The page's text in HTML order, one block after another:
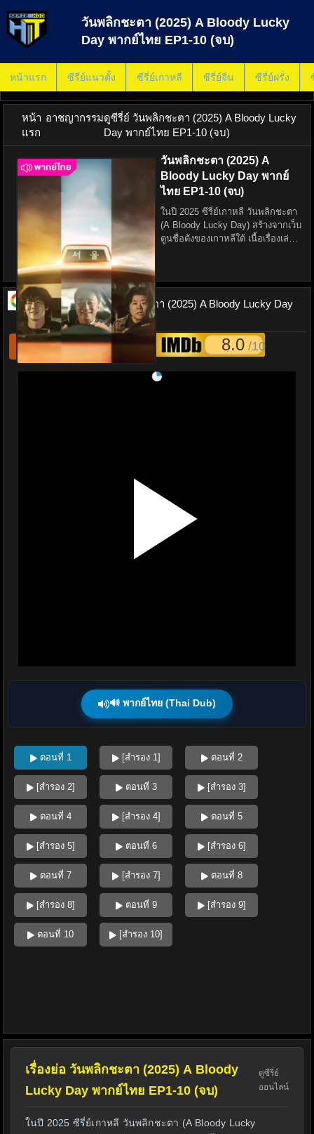
วันพลิกชะตา (2025) A Bloody Lucky
Day พากย์ไทย EP1-10 (จบ)
หน้าแรก ซีรีย์แนวตั้ง ซีรี่ย์เกาหลี ซีรี่ย์จีน ซีรี่ย์ฝรั่ง
หน้า
แรก
อาชญากรรมดูซีรี่ย์ วันพลิกชะตา (2025) A Bloody Lucky
Day พากย์ไทย EP1-10 (จบ)
วันพลิกชะตา (2025) A
Bloody Lucky Day พากย์
ไทย EP1-10 (จบ)
ในปี 2025 ซีรี่ย์เกาหลี วันพลิกชะตา
(A Bloody Lucky Day) สร้างจากเว็บ
ตูนชื่อดังของเกาหลีใต้ เนื้อเรื่องเล่า
เปลี่ยนไปตลอดกาลเมื่อเขารับผู้โดย
ดูซีรี่ย์ ออนไลน์ วันพลิกชะตา (2025) A Bloody Lucky Day
พากย์ไทย EP1-10 (จบ)
รีเฟชหนังไม่เล่น แจ้งหนังเสีย 8.0 /10
🔊 พากย์ไทย (Thai Dub)
ตอนที่ 1 [สำรอง 1] ตอนที่ 2
[สำรอง 2] ตอนที่ 3 [สำรอง 3]
ตอนที่ 4 [สำรอง 4] ตอนที่ 5
[สำรอง 5] ตอนที่ 6 [สำรอง 6]
ตอนที่ 7 [สำรอง 7] ตอนที่ 8
[สำรอง 8] ตอนที่ 9 [สำรอง 9]
ตอนที่ 10 [สำรอง 10]
เรื่องย่อ วันพลิกชะตา (2025) A Bloody
Lucky Day พากย์ไทย EP1-10 (จบ)
ดูซีรี่ย์
ออนไลน์
ในปี 2025 ซีรี่ย์เกาหลี วันพลิกชะตา (A Bloody Lucky